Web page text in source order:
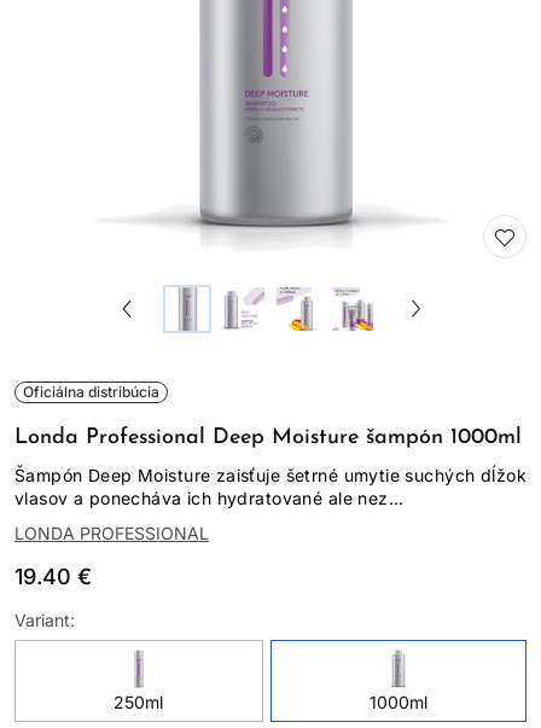
Oficiálna distribúcia
Londa Professional Deep Moisture šampón 1000ml
Šampón Deep Moisture zaisťuje šetrné umytie suchých dĺžok
vlasov a ponecháva ich hydratované ale nez...
LONDA PROFESSIONAL
19.40 €
Variant:
250ml 1000ml